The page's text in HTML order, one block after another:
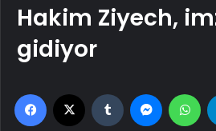
Hakim Ziyech,
gidiyor
Facebook Tumblr